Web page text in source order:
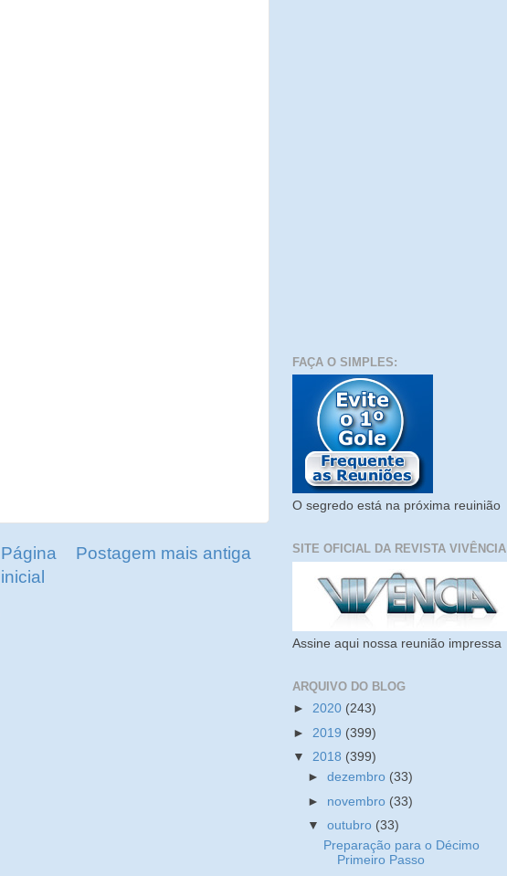
Postagem mais antiga
Página
inicial
FAÇA O SIMPLES:
O segredo está na próxima reuinião
SITE OFICIAL DA REVISTA VIVÊNCIA
Assine aqui nossa reunião impressa
ARQUIVO DO BLOG
► 2020 (243)
► 2019 (399)
▼ 2018 (399)
►dezembro (33)
► novembro (33)
▼outubro (33)
Preparação para o Décimo
Primeiro Passo